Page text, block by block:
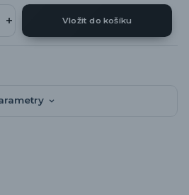
Vložit do košíku